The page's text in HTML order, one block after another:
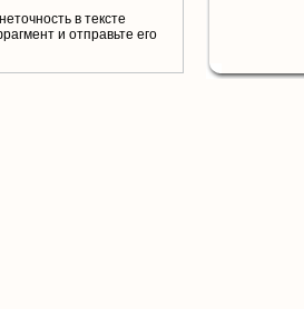
в тексте
и отправьте его